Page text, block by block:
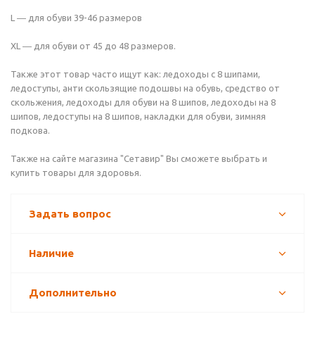
L ― для обуви 39-46 размеров
ХL ― для обуви от 45 до 48 размеров.
Также этот товар часто ищут как: ледоходы с 8 шипами,
ледоступы, анти скользящие подошвы на обувь, средство от
скольжения, ледоходы для обуви на 8 шипов, ледоходы на 8
шипов, ледоступы на 8 шипов, накладки для обуви, зимняя
подкова.
Также на сайте магазина "Сетавир" Вы сможете выбрать и
купить товары для здоровья.
Задать вопрос
Наличие
Дополнительно